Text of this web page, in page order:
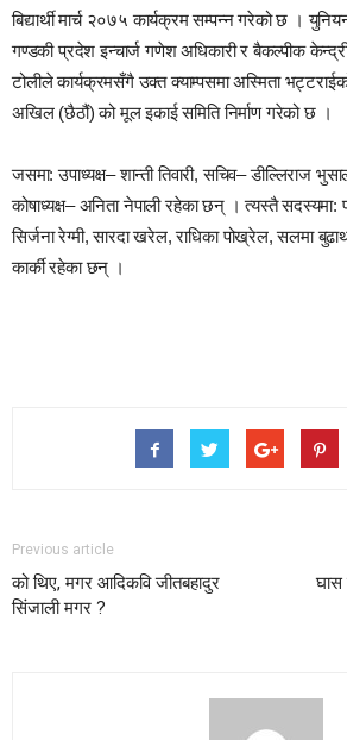
बिद्यार्थी मार्च २०७५ कार्यक्रम सम्पन्न गरेको छ ।
गण्डकी प्रदेश इन्चार्ज गणेश अधिकारी र बैकल्पीक
टोलीले कार्यक्रमसँगै उक्त क्याम्पसमा अस्मिता
अखिल (छैठौं) को मूल इकाई समिति निर्माण गरेको छ ।
जसमा: उपाध्यक्ष– शान्ती तिवारी, सचिव– डील्लिराज
कोषाध्यक्ष– अनिता नेपाली रहेका छन् । त्यस्तै सदस्यमा:
सिर्जना रेग्मी, सारदा खरेल, राधिका पोख्रेल, सलमा
कार्की रहेका छन् ।
Previous article
को थिए, मगर आदिकवि जीतबहादुर
सिंजाली मगर ?
घास